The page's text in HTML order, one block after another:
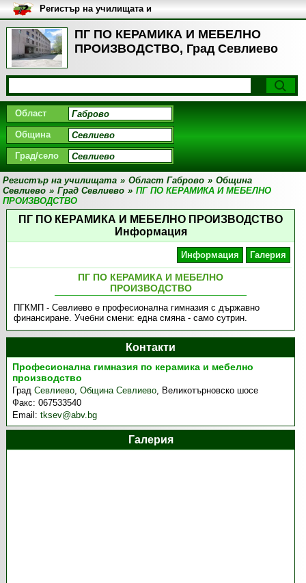
ПГ ПО КЕРАМИКА И МЕБЕЛНО
ПРОИЗВОДСТВО, Град Севлиево
Регистър на училищата и
университетите в България
Област
Община
Град/село
Регистър на училищата » Област Габрово » Община
Севлиево » Град Севлиево » ПГ ПО КЕРАМИКА И МЕБЕЛНО
ПРОИЗВОДСТВО
ПГ ПО КЕРАМИКА И МЕБЕЛНО ПРОИЗВОДСТВО
Информация
Информация Галерия
ПГ ПО КЕРАМИКА И МЕБЕЛНО
ПРОИЗВОДСТВО
ПГКМП - Севлиево е професионална гимназия с държавно
финансиране. Учебни смени: една смяна - само сутрин.
Контакти
Професионална гимназия по керамика и мебелно
производство
ГрадСевлиево,Община Севлиево, Великотърновско шосе
Факс:067533540
Email:tksev@abv.bg
Галерия